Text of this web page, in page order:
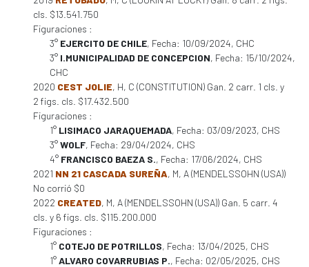
cls. $13.541.750
Figuraciones :
3° EJERCITO DE CHILE, Fecha: 10/09/2024, CHC
3° I.MUNICIPALIDAD DE CONCEPCION, Fecha: 15/10/2024,
CHC
2020 CEST JOLIE, H, C (CONSTITUTION) Gan. 2 carr. 1 cls. y
2 figs. cls. $17.432.500
Figuraciones :
1° LISIMACO JARAQUEMADA, Fecha: 03/09/2023, CHS
3°WOLF, Fecha: 29/04/2024, CHS
4° FRANCISCO BAEZA S., Fecha: 17/06/2024, CHS
2021 NN 21 CASCADA SUREÑA, M, A (MENDELSSOHN (USA))
No corrió $0
2022 CREATED, M, A (MENDELSSOHN (USA)) Gan. 5 carr. 4
cls. y 6 figs. cls. $115.200.000
Figuraciones :
1° COTEJO DE POTRILLOS, Fecha: 13/04/2025, CHS
1°ALVARO COVARRUBIAS P., Fecha: 02/05/2025, CHS